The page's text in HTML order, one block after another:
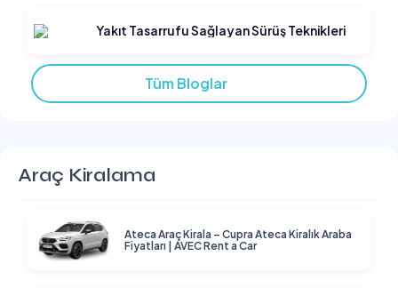
Yakıt Tasarrufu Sağlayan Sürüş Teknikleri
Tüm Bloglar
Araç Kiralama
Ateca Araç Kirala – Cupra Ateca Kiralık Araba
Fiyatları | AVEC Rent a Car